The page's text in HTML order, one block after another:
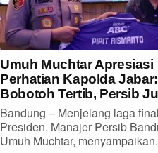
Umuh Muchtar Apresiasi
Perhatian Kapolda Jabar:
Bobotoh Tertib, Persib
Bandung – Menjelang laga
Presiden, Manajer Persib
Umuh Muchtar,